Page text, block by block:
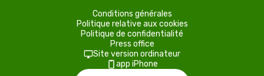
Conditions générales
Politique relative aux cookies
Politique de confidentialité
Press office
Site version ordinateur
app iPhone